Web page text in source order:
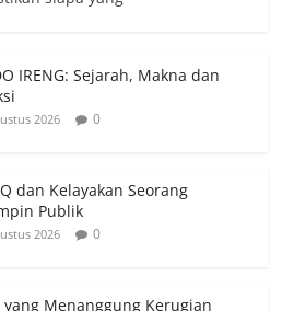
IRENG: Sejarah, Makna dan
2026 0
dan Kelayakan Seorang
Publik
2026 0
yang Menanggung Kerugian